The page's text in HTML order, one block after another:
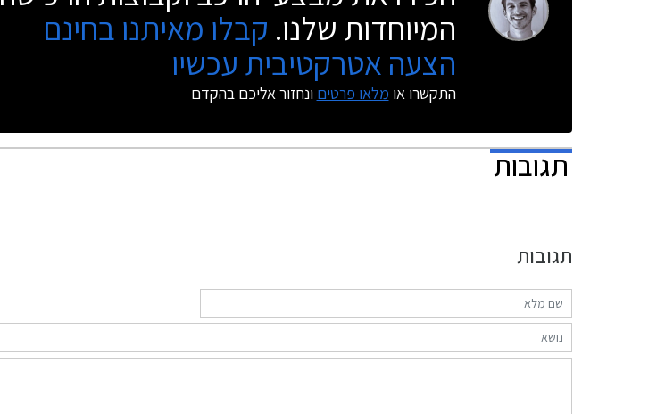
המיוחדות שלנו. קבלו מאיתנו בחינם
הצעה אטרקטיבית עכשיו
התקשרו או מלאו פרטים ונחזור אליכם בהקדם
תגובות
תגובות